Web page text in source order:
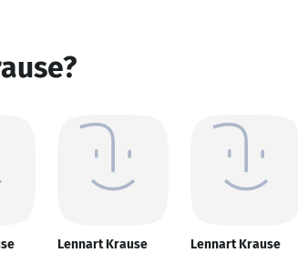
Lennart Krause Lennart Krause